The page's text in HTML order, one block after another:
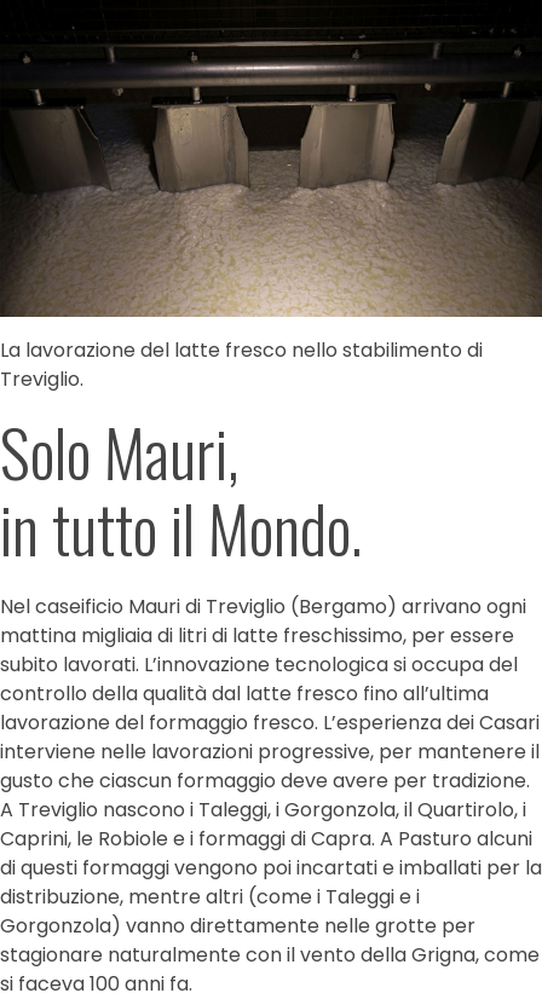
La lavorazione del latte fresco nello stabilimento di
Treviglio.
Solo Mauri,
in tutto il Mondo.
Nel caseificio Mauri di Treviglio (Bergamo) arrivano ogni
mattina migliaia di litri di latte freschissimo, per essere
subito lavorati. L’innovazione tecnologica si occupa del
controllo della qualità dal latte fresco fino all’ultima
lavorazione del formaggio fresco. L’esperienza dei Casari
interviene nelle lavorazioni progressive, per mantenere il
gusto che ciascun formaggio deve avere per tradizione.
A Treviglio nascono i Taleggi, i Gorgonzola, il Quartirolo, i
Caprini, le Robiole e i formaggi di Capra. A Pasturo alcuni
di questi formaggi vengono poi incartati e imballati per la
distribuzione, mentre altri (come i Taleggi e i
Gorgonzola) vanno direttamente nelle grotte per
stagionare naturalmente con il vento della Grigna, come
si faceva 100 anni fa.